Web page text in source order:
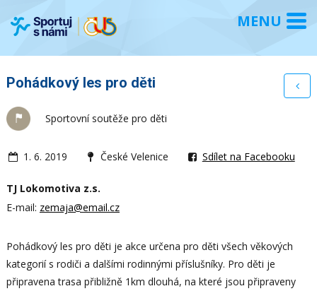
Pohádkový les pro děti
Sportovní soutěže pro děti
1. 6. 2019 České Velenice Sdílet na Facebooku
TJ Lokomotiva z.s.
E-mail: zemaja@email.cz
Pohádkový les pro děti je akce určena pro děti všech věkových
kategorií s rodiči a dalšími rodinnými příslušníky. Pro děti je
připravena trasa přibližně 1km dlouhá, na které jsou připraveny